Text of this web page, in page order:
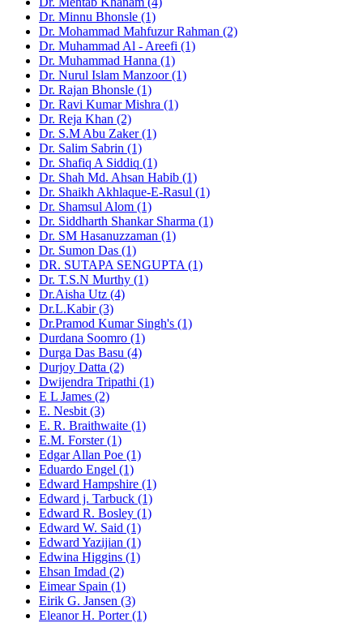
Dr. Minnu Bhonsle (1)
Dr. Mohammad Mahfuzur Rahman (2)
Dr. Muhammad Al - Areefi (1)
Dr. Muhammad Hanna (1)
Dr. Nurul Islam Manzoor (1)
Dr. Rajan Bhonsle (1)
Dr. Ravi Kumar Mishra (1)
Dr. Reja Khan (2)
Dr. S.M Abu Zaker (1)
Dr. Salim Sabrin (1)
Dr. Shafiq A Siddiq (1)
Dr. Shah Md. Ahsan Habib (1)
Dr. Shaikh Akhlaque-E-Rasul (1)
Dr. Shamsul Alom (1)
Dr. Siddharth Shankar Sharma (1)
Dr. SM Hasanuzzaman (1)
Dr. Sumon Das (1)
DR. SUTAPA SENGUPTA (1)
Dr. T.S.N Murthy (1)
Dr.Aisha Utz (4)
Dr.L.Kabir (3)
Dr.Pramod Kumar Singh's (1)
Durdana Soomro (1)
Durga Das Basu (4)
Durjoy Datta (2)
Dwijendra Tripathi (1)
E L James (2)
E. Nesbit (3)
E. R. Braithwaite (1)
E.M. Forster (1)
Edgar Allan Poe (1)
Eduardo Engel (1)
Edward Hampshire (1)
Edward j. Tarbuck (1)
Edward R. Bosley (1)
Edward W. Said (1)
Edward Yazijian (1)
Edwina Higgins (1)
Ehsan Imdad (2)
Eimear Spain (1)
Eirik G. Jansen (3)
Eleanor H. Porter (1)